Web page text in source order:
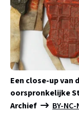
Een close-up van
oorspronkelijke
Archief
BY-